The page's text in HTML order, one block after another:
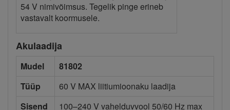
54 V nimivõimsus. Tegelik pinge erineb
vastavalt koormusele.
Akulaadija
Mudel
81802
Tüüp
60 V MAX liitiumioonaku laadija
Sisend
100–240 V vahelduvvool 50/60 Hz max